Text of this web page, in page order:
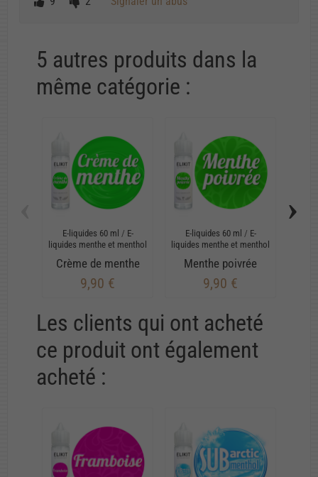
5 autres produits dans la
même catégorie :
E-liquides 60 ml / E-
liquides menthe et menthol
Crème de menthe
9,90 €
E-liquides 60 ml / E-
liquides menthe et menthol
Menthe poivrée
9,90 €
›
Les clients qui ont acheté
ce produit ont également
acheté :